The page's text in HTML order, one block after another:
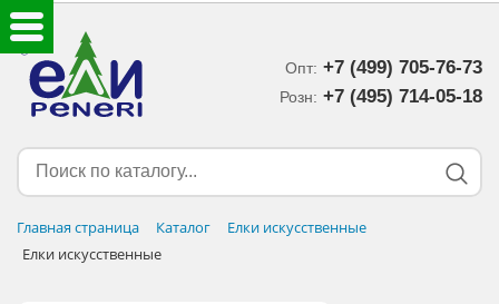
Опт: +7 (499) 705-76-73
Розн: +7 (495) 714-05-18‬
Главная страница Каталог
Елки искусственные
Елки искусственные
ЕЛКИ ИСКУССТВЕННЫЕ
ЕЛОЧНЫЕ УКРАШЕНИЯ
НОВОГОДНИЙ ДЕКОР